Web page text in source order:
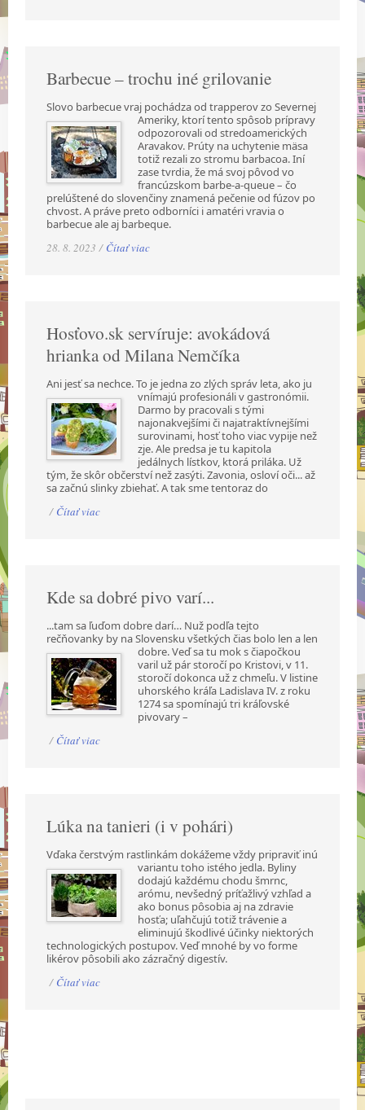
Barbecue – trochu iné grilovanie
Slovo barbecue vraj pochádza od trapperov zo Severnej
Ameriky, ktorí tento spôsob prípravy
odpozorovali od stredoamerických
Aravakov. Prúty na uchytenie mäsa
totiž rezali zo stromu barbacoa. Iní
zase tvrdia, že má svoj pôvod vo
francúzskom barbe-a-queue – čo
prelúštené do slovenčiny znamená pečenie od fúzov po
chvost. A práve preto odborníci i amatéri vravia o
barbecue ale aj barbeque.
28. 8. 2023 / Čítať viac
Hosťovo.sk servíruje: avokádová
hrianka od Milana Nemčíka
Ani jesť sa nechce. To je jedna zo zlých správ leta, ako ju
vnímajú profesionáli v gastronómii.
Darmo by pracovali s tými
najonakvejšími či najatraktívnejšími
surovinami, hosť toho viac vypije než
zje. Ale predsa je tu kapitola
jedálnych lístkov, ktorá priláka. Už
tým, že skôr občerství než zasýti. Zavonia, osloví oči... až
sa začnú slinky zbiehať. A tak sme tentoraz do
/ Čítať viac
Kde sa dobré pivo varí...
...tam sa ľuďom dobre darí… Nuž podľa tejto
rečňovanky by na Slovensku všetkých čias bolo len a len
dobre. Veď sa tu mok s čiapočkou
varil už pár storočí po Kristovi, v 11.
storočí dokonca už z chmeľu. V listine
uhorského kráľa Ladislava IV. z roku
1274 sa spomínajú tri kráľovské
pivovary –
/ Čítať viac
Lúka na tanieri (i v pohári)
Vďaka čerstvým rastlinkám dokážeme vždy pripraviť inú
variantu toho istého jedla. Byliny
dodajú každému chodu šmrnc,
arómu, nevšedný príťažlivý vzhľad a
ako bonus pôsobia aj na zdravie
hosťa; uľahčujú totiž trávenie a
eliminujú škodlivé účinky niektorých
technologických postupov. Veď mnohé by vo forme
likérov pôsobili ako zázračný digestív.
/ Čítať viac